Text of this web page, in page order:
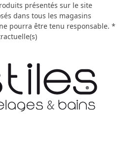
présentés sur le site
dans tous les magasins
ne pourra être tenu responsable. *